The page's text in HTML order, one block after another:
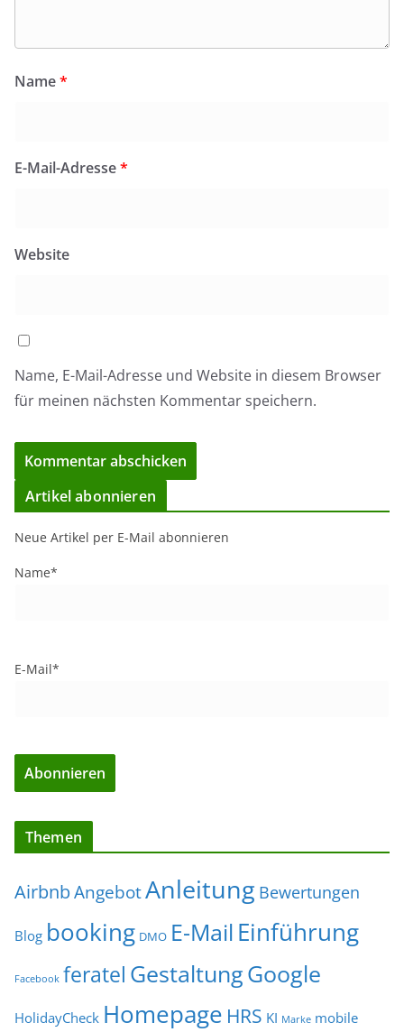
Name*
E-Mail-Adresse*
Website
Name, E-Mail-Adresse und Website in diesem Browser
für meinen nächsten Kommentar speichern.
Artikel abonnieren
Neue Artikel per E-Mail abonnieren
Name*
E-Mail*
Themen
AirbnbAngebotAnleitung Bewertungen
Blog booking DMO E-Mail Einführung
Facebook feratel GestaltungGoogle
HolidayCheck Homepage HRS KI Marke mobile